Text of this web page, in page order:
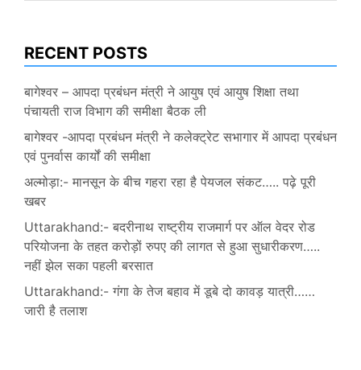
RECENT POSTS
बागेश्वर – आपदा प्रबंधन मंत्री ने आयुष एवं आयुष शिक्षा तथा
पंचायती राज विभाग की समीक्षा बैठक ली
बागेश्वर -आपदा प्रबंधन मंत्री ने कलेक्ट्रेट सभागार में आपदा प्रबंधन
एवं पुनर्वास कार्यों की समीक्षा
अल्मोड़ा:- मानसून के बीच गहरा रहा है पेयजल संकट….. पढ़े पूरी
खबर
Uttarakhand:- बदरीनाथ राष्ट्रीय राजमार्ग पर ऑल वेदर रोड
परियोजना के तहत करोड़ों रुपए की लागत से हुआ सुधारीकरण…..
नहीं झेल सका पहली बरसात
Uttarakhand:- गंगा के तेज बहाव में डूबे दो कावड़ यात्री……
जारी है तलाश